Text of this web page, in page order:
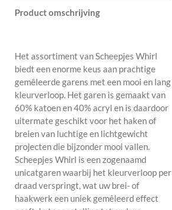
Productomschrijving
Het assortiment van Scheepjes Whirl
biedt een enorme keus aan prachtige
gemêleerde garens met een mooi en lang
kleurverloop. Het garen is gemaakt van
60% katoen en 40% acryl en is daardoor
uitermate geschikt voor het haken of
breien van luchtige en lichtgewicht
projecten die bijzonder mooi vallen.
Scheepjes Whirl is een zogenaamd
unicatgaren waarbij het kleurverloop per
draad verspringt, wat uw brei- of
haakwerk een uniek gemêleerd effect